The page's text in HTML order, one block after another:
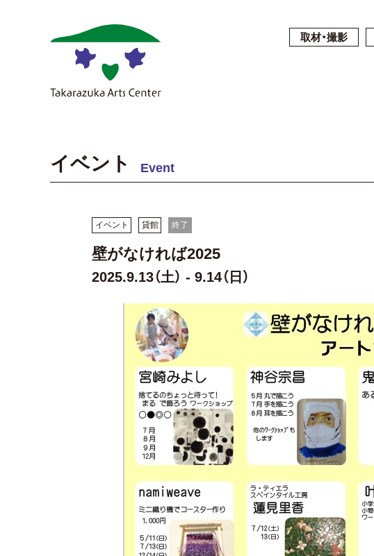
取材・撮影
イベント Event
イベント 貸館 終了
壁がなければ2025
2025.9.13（土） - 9.14（日）